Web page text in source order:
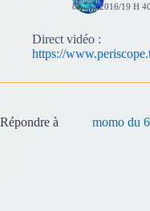
8 MAI 2016/19 H
Direct vidéo :
https://
Répondre à momo du